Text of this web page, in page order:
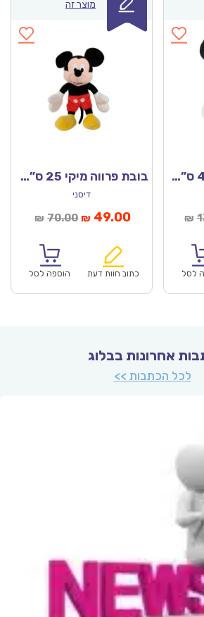
בובת פרווה מיקי 43 ס”מ – דיסני מקורי!
₪
לסל
מוצר זה
בובת פרווה מיקי 25 ס”מ – דיסני מקורי!
דיסני
₪ 70.00המחיר
₪70.00.
₪ 49.00המחיר
₪49.00.
כתוב חוות דעת הוספה לסל
אחרונות בבלוג
לכל הכתבות >>